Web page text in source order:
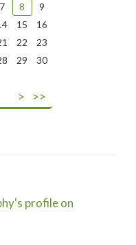
> >>
7 8
9
15
16
22
23
29
30
profile on